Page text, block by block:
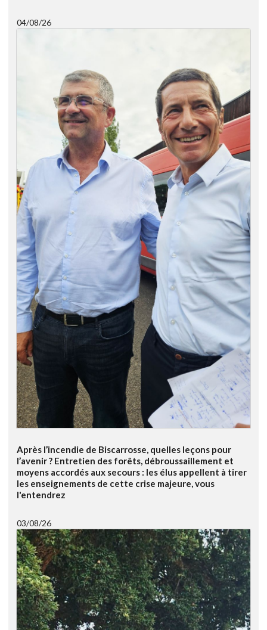
04/08/26
Après l’incendie de Biscarrosse, quelles leçons pour
l’avenir ? Entretien des forêts, débroussaillement et
moyens accordés aux secours : les élus appellent à tirer
les enseignements de cette crise majeure, vous
l'entendrez
03/08/26